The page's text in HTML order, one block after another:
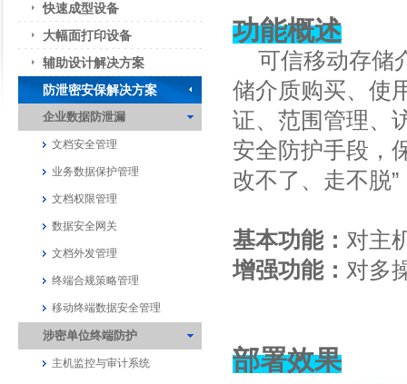
快速成型设备
大幅面打印设备
辅助设计解决方案
防泄密安保解决方案
企业数据防泄漏
文档安全管理
业务数据保护管理
文档权限管理
数据安全网关
文档外发管理
终端合规策略管理
移动终端数据安全管理
涉密单位终端防护
主机监控与审计系统
功能概述
可信移动存储
储介质购买、使
证、范围管理、
安全防护手段，
改不了、走不脱
基本功能： 对主
增强功能： 对多
部署效果